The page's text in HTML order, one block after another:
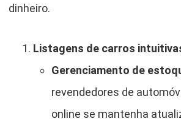
dinheiro.
Listagens de carros
Gerenciamento de
revendedores de
online se mantenha